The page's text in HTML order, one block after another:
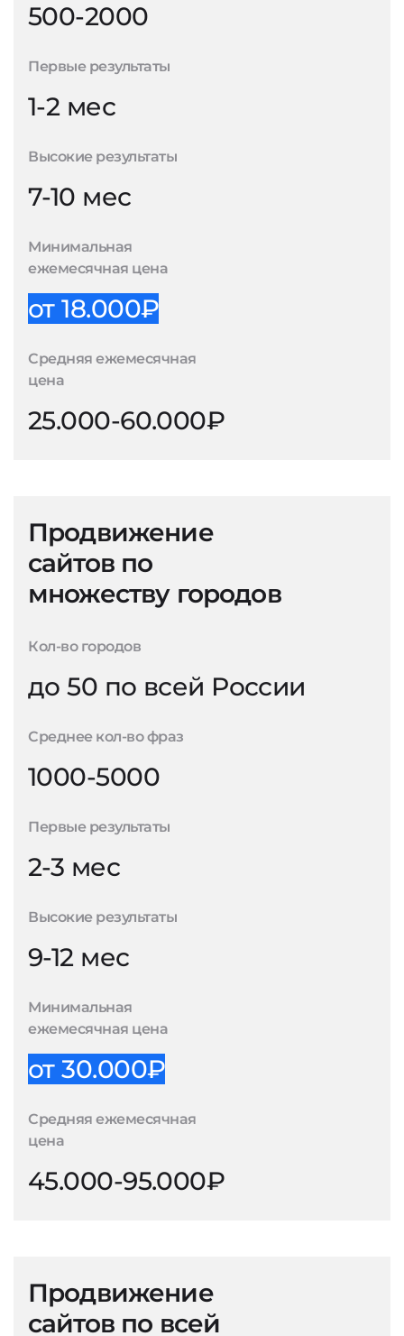
500-2000
Первые результаты
1-2 мес
Высокие результаты
7-10 мес
Минимальная
ежемесячная цена
от 18.000₽
Средняя ежемесячная
цена
25.000-60.000₽
Продвижение
сайтов по
множеству городов
Кол-во городов
до 50 по всей России
Среднее кол-во фраз
1000-5000
Первые результаты
2-3 мес
Высокие результаты
9-12 мес
Минимальная
ежемесячная цена
от 30.000₽
Средняя ежемесячная
цена
45.000-95.000₽
Продвижение
сайтов по всей